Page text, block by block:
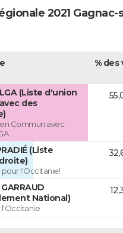
2021 Gagnac-
% des
(Liste d'union
des
Commun avec
(Liste
l'Occitanie!
National)
l'Occitanie